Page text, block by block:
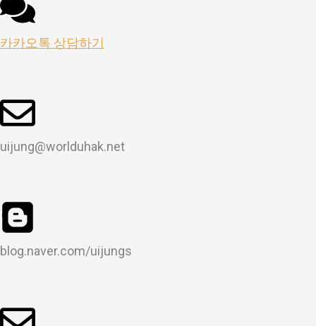
카카오톡 상담하기
uijung@worlduhak.net
blog.naver.com/uijungs